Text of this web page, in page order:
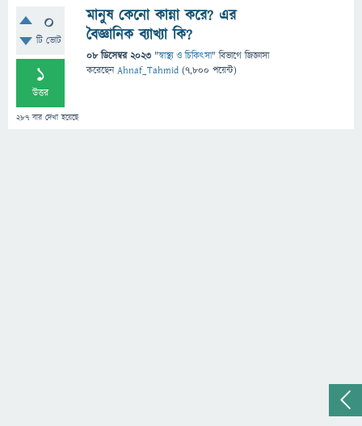
0
টি ভোট
1
উত্তর
287 বার দেখা হয়েছে
মানুষ কেনো কান্না করে? এর
বৈজ্ঞানিক ব্যাখ্যা কি?
08 ডিসেম্বর 2023 "স্বাস্থ্য ও চিকিৎসা" বিভাগে জিজ্ঞাসা
করেছেনAhnaf_Tahmid (7,800 পয়েন্ট)